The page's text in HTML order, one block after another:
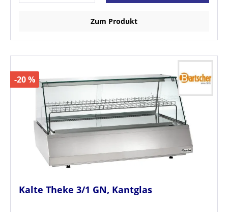
Zum Produkt
-20 %
Kalte Theke 3/1 GN, Kantglas